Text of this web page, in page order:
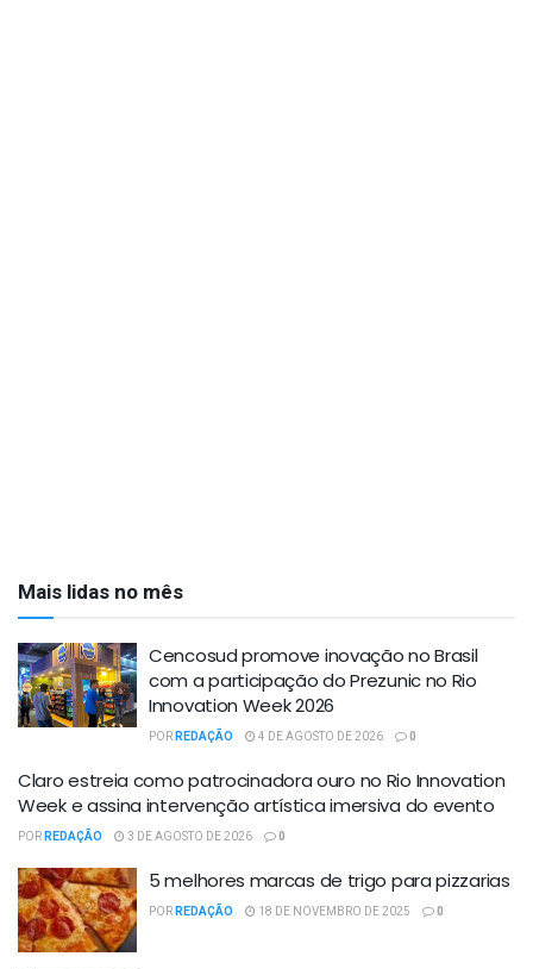
Mais lidas no mês
Cencosud promove inovação no Brasil
com a participação do Prezunic no Rio
Innovation Week 2026
PORREDAÇÃO 4 DE AGOSTO DE 2026 0
Claro estreia como patrocinadora ouro no Rio Innovation
Week e assina intervenção artística imersiva do evento
PORREDAÇÃO 3 DE AGOSTO DE 2026 0
5 melhores marcas de trigo para pizzarias
PORREDAÇÃO 18 DE NOVEMBRO DE 2025 0